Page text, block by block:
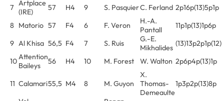
7 Artplace
(IRE)
57 H4 9 S. PasquierC. Ferland 2p16p(13)5p1p
8 Matorio 57 F4 6 F. Veron
H.-A.
Pantall
11p1p(13)1p6p
9 Al Khisa 56,5 F4 7 S. Ruis
G.-E.
Mikhalides (13)13p2p1p(12)
10Attention
Baileys
56 H4 10 M. Forest W. Walton 2p6p4p(13)1p
11 Calamari55,5 M4 8 M. Guyon
X.
Thomas-
Demeaulte
1p3p2p(13)8p